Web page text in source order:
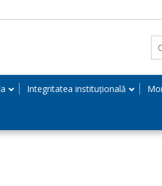
Integritatea instituțională